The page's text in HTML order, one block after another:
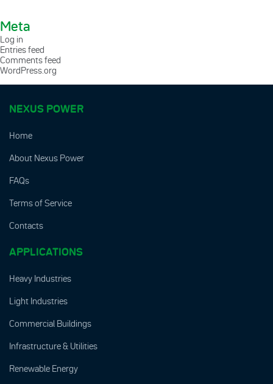
Meta
Log in
Entries feed
Comments feed
WordPress.org
NEXUS POWER
Home
About Nexus Power
FAQs
Terms of Service
Contacts
APPLICATIONS
Heavy Industries
Light Industries
Commercial Buildings
Infrastructure & Utilities
Renewable Energy